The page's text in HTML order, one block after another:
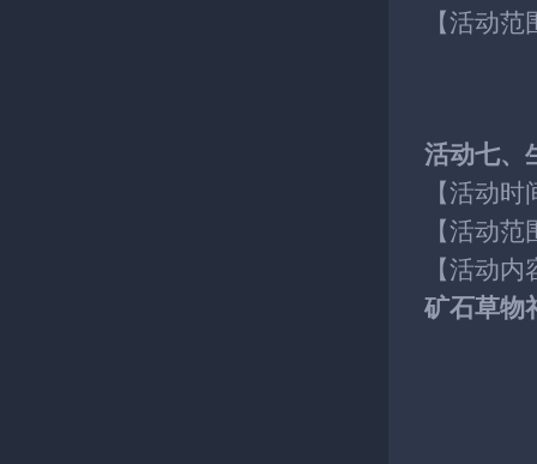
【活动
活动七、
【活动时
【活动
【活动内
矿石草物